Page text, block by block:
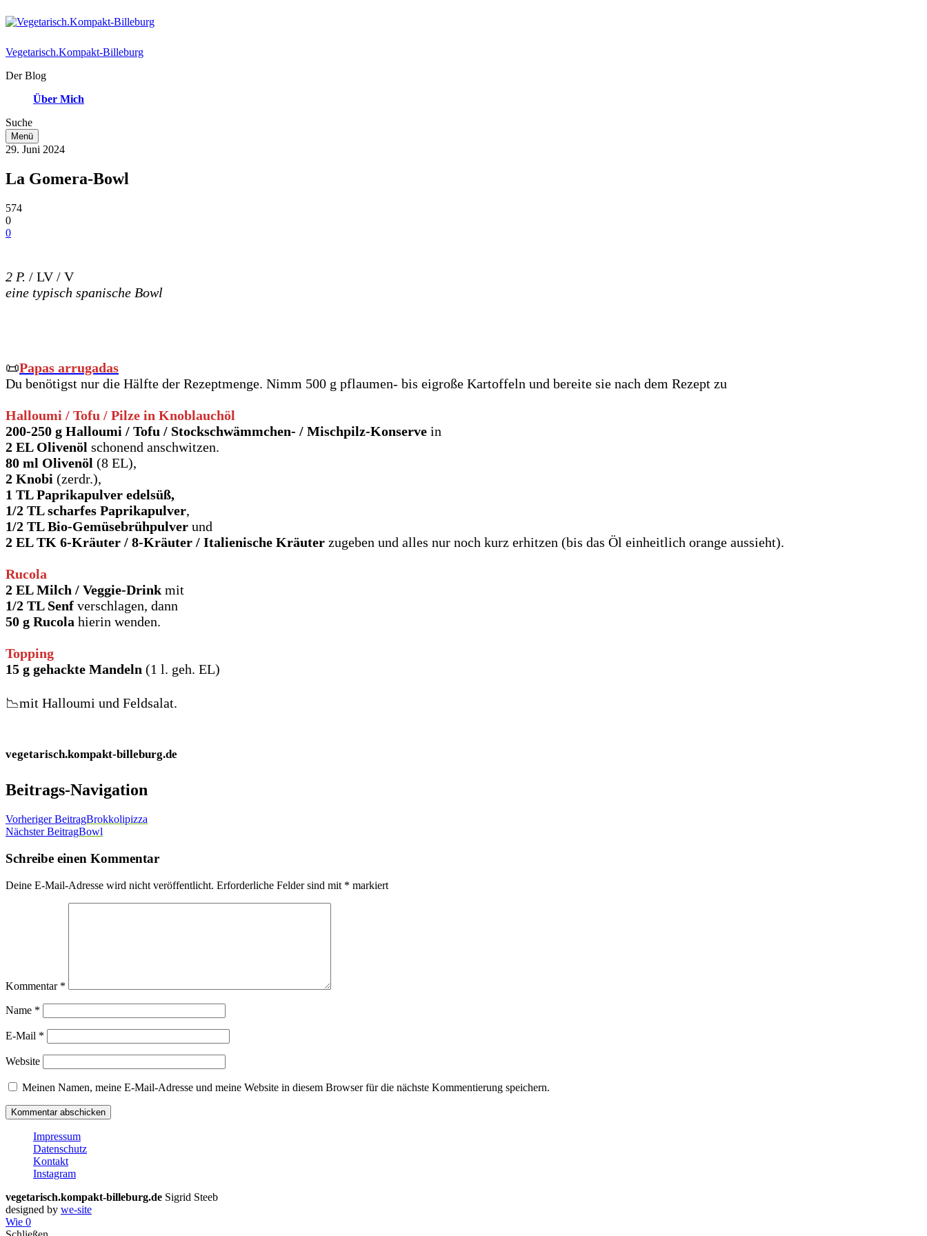
Vegetarisch.Kompakt-Billeburg
Der Blog
Über Mich
Suche
Menü
29. Juni 2024
La Gomera-Bowl
574
0
0
2 P. / LV / V
eine typisch spanische Bowl
📜Papas arrugadas
Du benötigst nur die Hälfte der Rezeptmenge. Nimm 500 g pflaumen- bis eigroße Kartoffeln und bereite sie nach dem Rezept zu
Halloumi / Tofu / Pilze in Knoblauchöl
200-250 g Halloumi / Tofu / Stockschwämmchen- / Mischpilz-Konserve in
2 EL Olivenöl schonend anschwitzen.
80 ml Olivenöl (8 EL),
2 Knobi (zerdr.),
1 TL Paprikapulver edelsüß,
1/2 TL scharfes Paprikapulver,
1/2 TL Bio-Gemüsebrühpulver und
2 EL TK 6-Kräuter / 8-Kräuter / Italienische Kräuter zugeben und alles nur noch kurz erhitzen (bis das Öl einheitlich orange aussieht).
Rucola
2 EL Milch / Veggie-Drink mit
1/2 TL Senf verschlagen, dann
50 g Rucola hierin wenden.
Topping
15 g gehackte Mandeln (1 l. geh. EL)
📉mit Halloumi und Feldsalat.
vegetarisch.kompakt-billeburg.de
Beitrags-Navigation
Vorheriger BeitragBrokkolipizza
Nächster BeitragBowl
Schreibe einen Kommentar
Deine E-Mail-Adresse wird nicht veröffentlicht. Erforderliche Felder sind mit * markiert
Kommentar *
Name *
E-Mail *
Website
Meinen Namen, meine E-Mail-Adresse und meine Website in diesem Browser für die nächste Kommentierung speichern.
Impressum
Datenschutz
Kontakt
Instagram
vegetarisch.kompakt-billeburg.de Sigrid Steeb
designed by we-site
Wie 0